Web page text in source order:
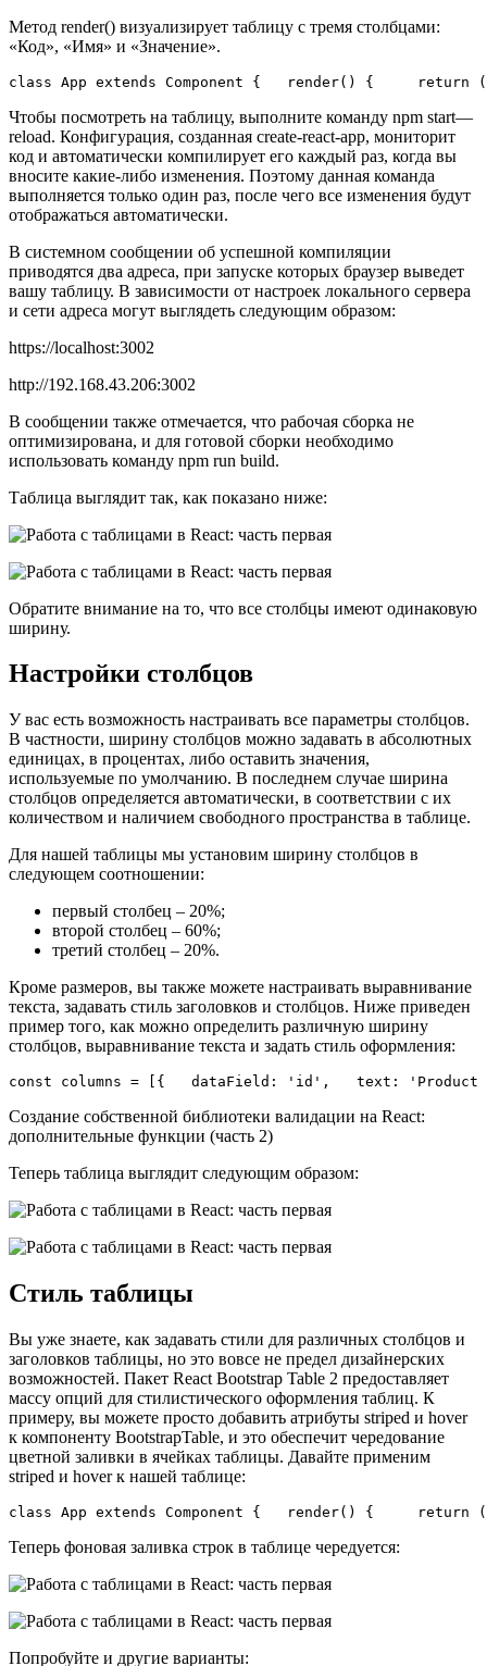
Метод render() визуализирует таблицу с тремя столбцами:
«Код», «Имя» и «Значение».
class App extends Component {   render() {
Чтобы посмотреть на таблицу, выполните команду npm start—
reload. Конфигурация, созданная create-react-app, мониторит
код и автоматически компилирует его каждый раз, когда вы
вносите какие-либо изменения. Поэтому данная команда
выполняется только один раз, после чего все изменения будут
отображаться автоматически.
В системном сообщении об успешной компиляции
приводятся два адреса, при запуске которых браузер выведет
вашу таблицу. В зависимости от настроек локального сервера
и сети адреса могут выглядеть следующим образом:
https://localhost:3002
http://192.168.43.206:3002
В сообщении также отмечается, что рабочая сборка не
оптимизирована, и для готовой сборки необходимо
использовать команду npm run build.
Таблица выглядит так, как показано ниже:
Обратите внимание на то, что все столбцы имеют одинаковую
ширину.
Настройки столбцов
У вас есть возможность настраивать все параметры столбцов.
В частности, ширину столбцов можно задавать в абсолютных
единицах, в процентах, либо оставить значения,
используемые по умолчанию. В последнем случае ширина
столбцов определяется автоматически, в соответствии с их
количеством и наличием свободного пространства в таблице.
Для нашей таблицы мы установим ширину столбцов в
следующем соотношении:
первый столбец – 20%;
второй столбец – 60%;
третий столбец – 20%.
Кроме размеров, вы также можете настраивать выравнивание
текста, задавать стиль заголовков и столбцов. Ниже приведен
пример того, как можно определить различную ширину
столбцов, выравнивание текста и задать стиль оформления:
const columns = [{   dataField: 'id',   text:
Создание собственной библиотеки валидации на React:
дополнительные функции (часть 2)
Теперь таблица выглядит следующим образом:
Стиль таблицы
Вы уже знаете, как задавать стили для различных столбцов и
заголовков таблицы, но это вовсе не предел дизайнерских
возможностей. Пакет React Bootstrap Table 2 предоставляет
массу опций для стилистического оформления таблиц. К
примеру, вы можете просто добавить атрибуты striped и hover
к компоненту BootstrapTable, и это обеспечит чередование
цветной заливки в ячейках таблицы. Давайте применим
striped и hover к нашей таблице:
class App extends Component {   render() {
Теперь фоновая заливка строк в таблице чередуется:
Попробуйте и другие варианты: